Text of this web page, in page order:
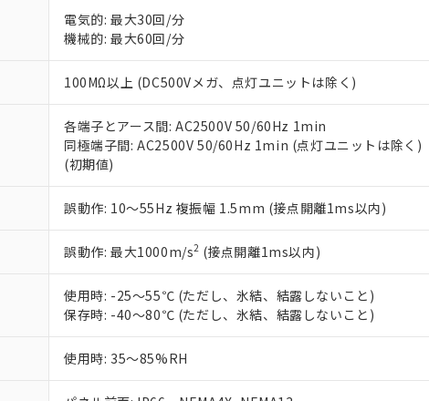
電気的: 最大30回/分
機械的: 最大60回/分
100MΩ以上 (DC500Vメガ、点灯ユニットは除く)
各端子とアース間: AC2500V 50/60Hz 1min
同極端子間: AC2500V 50/60Hz 1min (点灯ユニットは除く)
(初期値)
誤動作: 10～55Hz 複振幅 1.5mm (接点開離1ms以内)
誤動作: 最大1000m/s2 (接点開離1ms以内)
使用時: -25～55℃ (ただし、氷結、結露しないこと)
保存時: -40～80℃ (ただし、氷結、結露しないこと)
使用時: 35～85%RH
51物質の非含有証明書（当社基準）
※本証明書は発行日時点で非含有を証明するもので、過
また、RoHS指令のフタル酸エステル類４物質の対応で
既に当社にて対応品への在庫切替を完了していること
り割愛しております。